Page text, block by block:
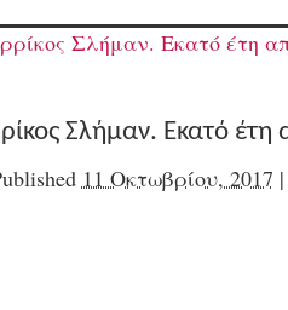
Σλήμαν. Εκατό έτη
Σλήμαν. Εκατό
11 Οκτωβρίου, 2017 |